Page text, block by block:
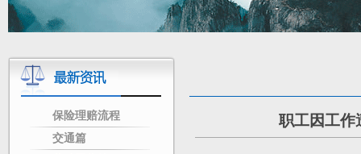
保险理赔流程
交通篇
职工因工作